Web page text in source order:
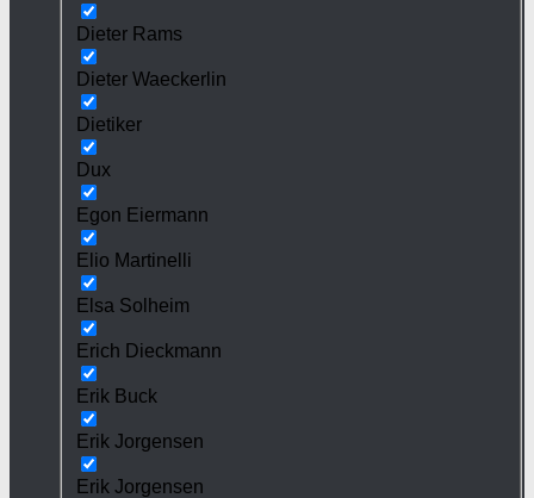
Dieter Rams
Dieter Waeckerlin
Dietiker
Dux
Egon Eiermann
Elio Martinelli
Elsa Solheim
Erich Dieckmann
Erik Buck
Erik Jorgensen
Erik Jorgensen